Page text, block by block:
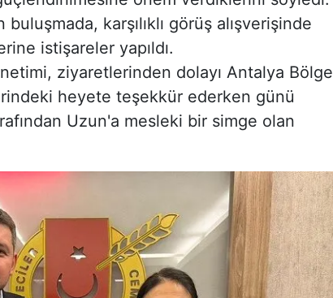
karşılıklı görüş alışverişinde
istişareler yapıldı.
ziyaretlerinden dolayı Antalya Bölge
heyete teşekkür ederken günü
Uzun'a mesleki bir simge olan